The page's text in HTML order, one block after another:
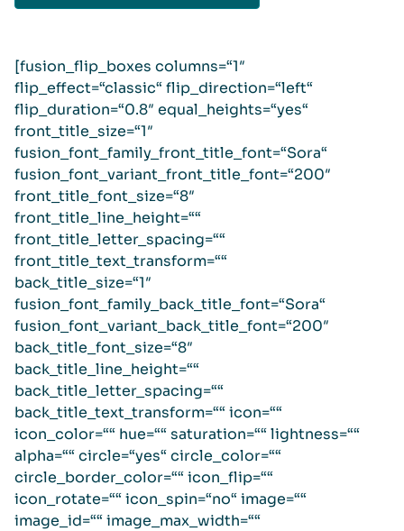
[fusion_flip_boxes columns=“1″
flip_effect=“classic“ flip_direction=“left“
flip_duration=“0.8″ equal_heights=“yes“
front_title_size=“1″
fusion_font_family_front_title_font=“Sora“
fusion_font_variant_front_title_font=“200″
front_title_font_size=“8″
front_title_line_height=““
front_title_letter_spacing=““
front_title_text_transform=““
back_title_size=“1″
fusion_font_family_back_title_font=“Sora“
fusion_font_variant_back_title_font=“200″
back_title_font_size=“8″
back_title_line_height=““
back_title_letter_spacing=““
back_title_text_transform=““ icon=““
icon_color=““ hue=““ saturation=““ lightness=““
alpha=““ circle=“yes“ circle_color=““
circle_border_color=““ icon_flip=““
icon_rotate=““ icon_spin=“no“ image=““
image_id=““ image_max_width=““